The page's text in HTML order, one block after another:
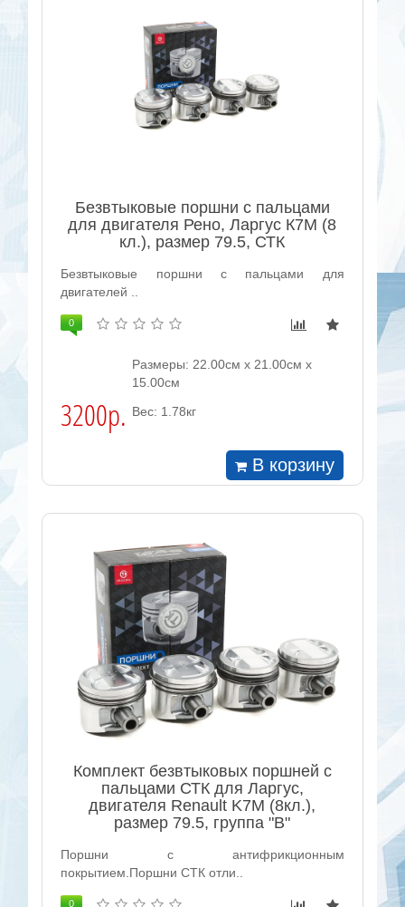
Безвтыковые поршни с пальцами
для двигателя Рено, Ларгус К7М (8
кл.), размер 79.5, СТК
Безвтыковые поршни с пальцами для
двигателей ..
0
3200р.
Размеры: 22.00см x 21.00см x
15.00см
Вес: 1.78кг
В корзину
Комплект безвтыковых поршней с
пальцами СТК для Ларгус,
двигателя Renault K7M (8кл.),
размер 79.5, группа "B"
Поршни с антифрикционным
покрытием.Поршни СТК отли..
0